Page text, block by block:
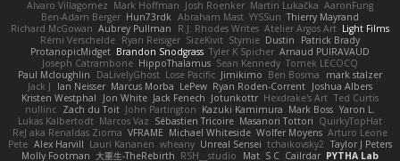
Alvaro Villagomez Mark Hoffman Josh Roenker Martin Lukačka AaronFung
Ben-Adam Berger Hun73rdk Abraham Mast YYSSun Thierry Mayrand
Richard McGowan Aubrey Pullman R.J. Rhodes Writes Atelier Argos Art Light Films
Rémi Verschelde Ryan Reisiger SizeKivit Stymie Dustin
Patrick Brady
ProtanopicMidget Brandon Snodgrass Tyler K Spicher Arnaud PUIRAVAUD
Joseph Catrambone HippoThalamus Sean Kennedy Tomek LECOCQ
Paul Mcloughlin
DaLivelyGhost Lose Pacific Jimikimo Ben Bosma
mark stalzer
Jack J
Ian Neisser Marcus Morba LePew Ryan Roden-Corrent Joshua Albers
Kristen Westphal
Jon White Jack Fenech Jotunkottr Hexdrake's Art Ted Curtis
nullinc Zach du Toit John Partington Kazuki Kamimura Mark Boss Yaron L.
Lukas Kalbertodt Marcos Vaz Sébastien Tricoire Masanori Tottori QuirkyTopHat
ReJ aka Renaldas Zioma VFRAME Michael Whiteside Wolfer Moyens Arturo Leone
Pete Alex Harvill Lauri Kananen wheany Unreal Sensei tchaikovsky2 Taylor J Peters
Molly Footman 大重生-TheRebirth RSH__studio Mat S C Cailrdar PYTHA Lab